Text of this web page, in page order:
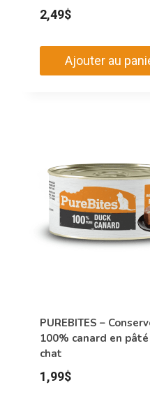
2,49$
Ajouter au
PUREBITES –
100% canard en
chat
1,99$